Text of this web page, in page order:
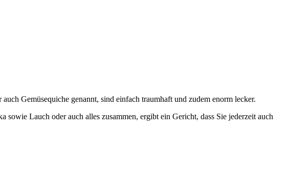
auch Gemüsequiche genannt, sind einfach traumhaft und zudem enorm lecker.
sowie Lauch oder auch alles zusammen, ergibt ein Gericht, dass Sie jederzeit auch